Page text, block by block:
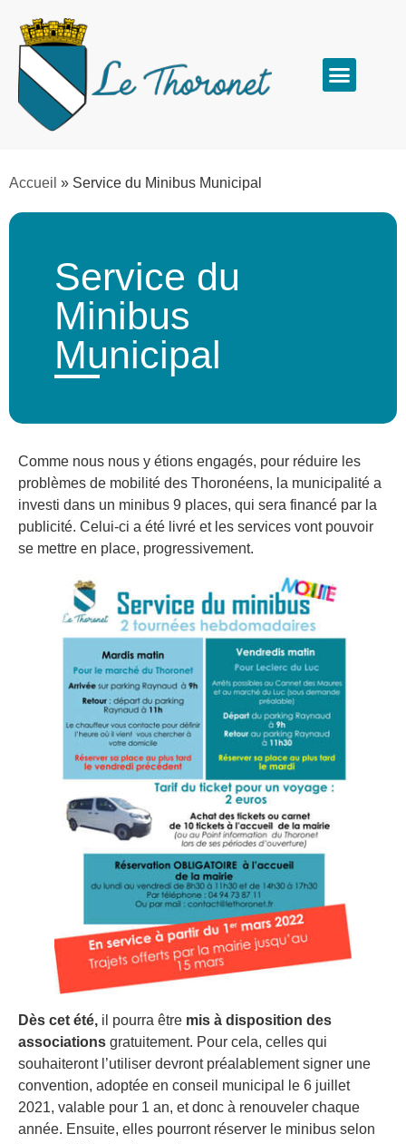
Accueil » Service du Minibus Municipal
Service du
Minibus
Municipal
Comme nous nous y étions engagés, pour réduire les
problèmes de mobilité des Thoronéens, la municipalité a
investi dans un minibus 9 places, qui sera financé par la
publicité. Celui-ci a été livré et les services vont pouvoir
se mettre en place, progressivement.
Dès cet été, il pourra être mis à disposition des
associations gratuitement. Pour cela, celles qui
souhaiteront l’utiliser devront préalablement signer une
convention, adoptée en conseil municipal le 6 juillet
2021, valable pour 1 an, et donc à renouveler chaque
année. Ensuite, elles pourront réserver le minibus selon